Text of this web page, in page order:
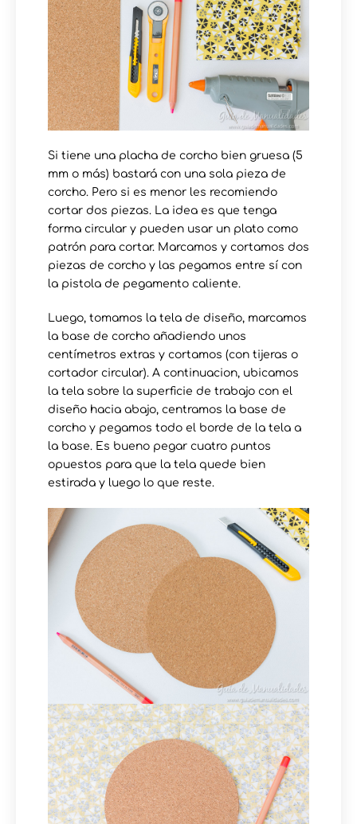
Si tiene una placha de corcho bien gruesa (5
mm o más) bastará con una sola pieza de
corcho. Pero si es menor les recomiendo
cortar dos piezas. La idea es que tenga
forma circular y pueden usar un plato como
patrón para cortar. Marcamos y cortamos dos
piezas de corcho y las pegamos entre sí con
la pistola de pegamento caliente.
Luego, tomamos la tela de diseño, marcamos
la base de corcho añadiendo unos
centímetros extras y cortamos (con tijeras o
cortador circular). A continuacion, ubicamos
la tela sobre la superficie de trabajo con el
diseño hacia abajo, centramos la base de
corcho y pegamos todo el borde de la tela a
la base. Es bueno pegar cuatro puntos
opuestos para que la tela quede bien
estirada y luego lo que reste.